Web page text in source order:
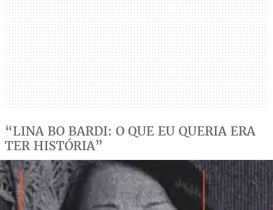
“LINA BO BARDI: O QUE EU QUERIA ERA
TER HISTÓRIA”